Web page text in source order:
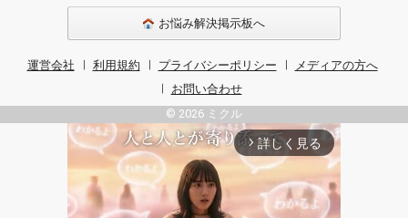
お悩み解決掲示板へ
運営会社 利用規約 プライバシーポリシー
メディアの方へ
お問い合わせ
© 2026 ミクル
arrow_forward_ios 詳しく見る